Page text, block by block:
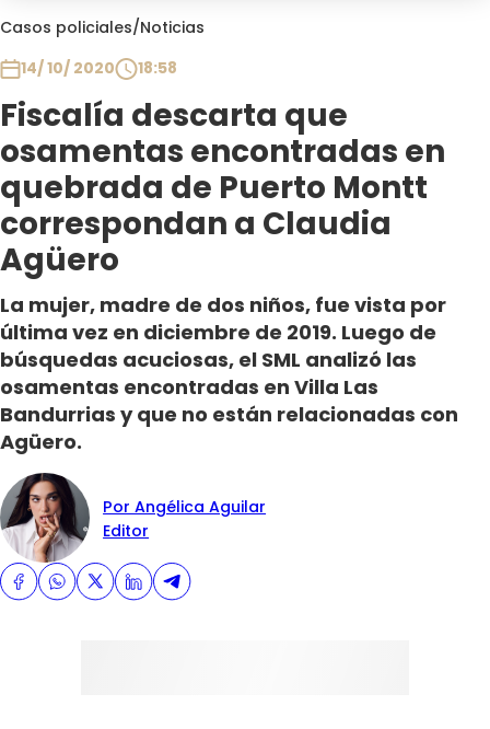
Casos policiales/Noticias
14/ 10/ 2020
18:58
Fiscalía descarta que
osamentas encontradas en
quebrada de Puerto Montt
correspondan a Claudia
Agüero
La mujer, madre de dos niños, fue vista por
última vez en diciembre de 2019. Luego de
búsquedas acuciosas, el SML analizó las
osamentas encontradas en Villa Las
Bandurrias y que no están relacionadas con
Agüero.
Por Angélica Aguilar
Editor
Club De La Comedia
Plan Perfecto
El Tiempo
Sabingo
Todos Los Programas